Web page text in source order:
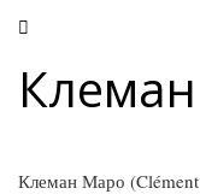
Клеман Маро